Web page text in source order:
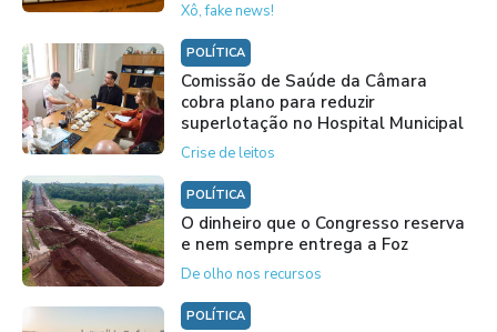
Xô, fake news!
POLÍTICA
Comissão de Saúde da Câmara
cobra plano para reduzir
superlotação no Hospital Municipal
Crise de leitos
POLÍTICA
O dinheiro que o Congresso reserva
e nem sempre entrega a Foz
De olho nos recursos
POLÍTICA